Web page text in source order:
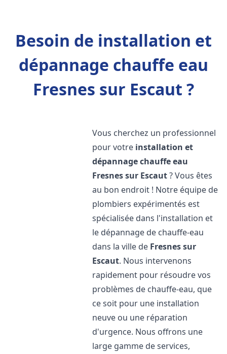
Besoin de installation et
dépannage chauffe eau
Fresnes sur Escaut ?
Vous cherchez un professionnel
pour votre installation et
dépannage chauffe eau
Fresnes sur Escaut? Vous êtes
au bon endroit ! Notre équipe de
plombiers expérimentés est
spécialisée dans l'installation et
le dépannage de chauffe-eau
dans la ville de Fresnes sur
Escaut. Nous intervenons
rapidement pour résoudre vos
problèmes de chauffe-eau, que
ce soit pour une installation
neuve ou une réparation
d'urgence. Nous offrons une
large gamme de services,